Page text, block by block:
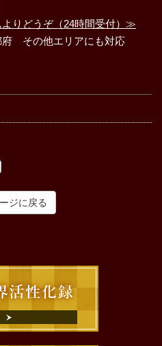
よりどうぞ（24時間受付）≫
府 その他エリアにも対応
ジに戻る